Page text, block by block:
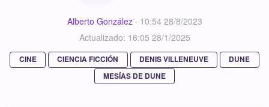
Alberto González· 10:54 28/8/2023
Actualizado: 16:05 28/1/2025
CINE CIENCIA FICCIÓN DENIS VILLENEUVE
DUNE
MESÍAS DE DUNE